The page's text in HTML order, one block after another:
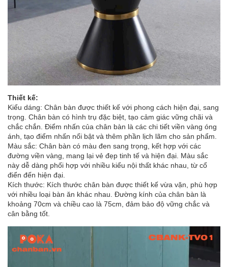
Thiết kế:
Kiểu dáng: Chân bàn được thiết kế với phong cách hiện đại, sang
trọng. Chân bàn có hình trụ đặc biệt, tạo cảm giác vững chãi và
chắc chắn. Điểm nhấn của chân bàn là các chi tiết viền vàng óng
ánh, tạo điểm nhấn nổi bật và thêm phần lịch lãm cho sản phẩm.
Màu sắc: Chân bàn có màu đen sang trọng, kết hợp với các
đường viền vàng, mang lại vẻ đẹp tinh tế và hiện đại. Màu sắc
này dễ dàng phối hợp với nhiều kiểu nội thất khác nhau, từ cổ
điển đến hiện đại.
Kích thước: Kích thước chân bàn được thiết kế vừa vặn, phù hợp
với nhiều loại bàn ăn khác nhau. Đường kính của chân bàn là
khoảng 70cm và chiều cao là 75cm, đảm bảo độ vững chắc và
cân bằng tốt.